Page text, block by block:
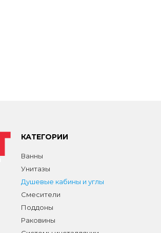
КАТЕГОРИИ
Ванны
Унитазы
Душевые кабины и углы
Смесители
Поддоны
Раковины